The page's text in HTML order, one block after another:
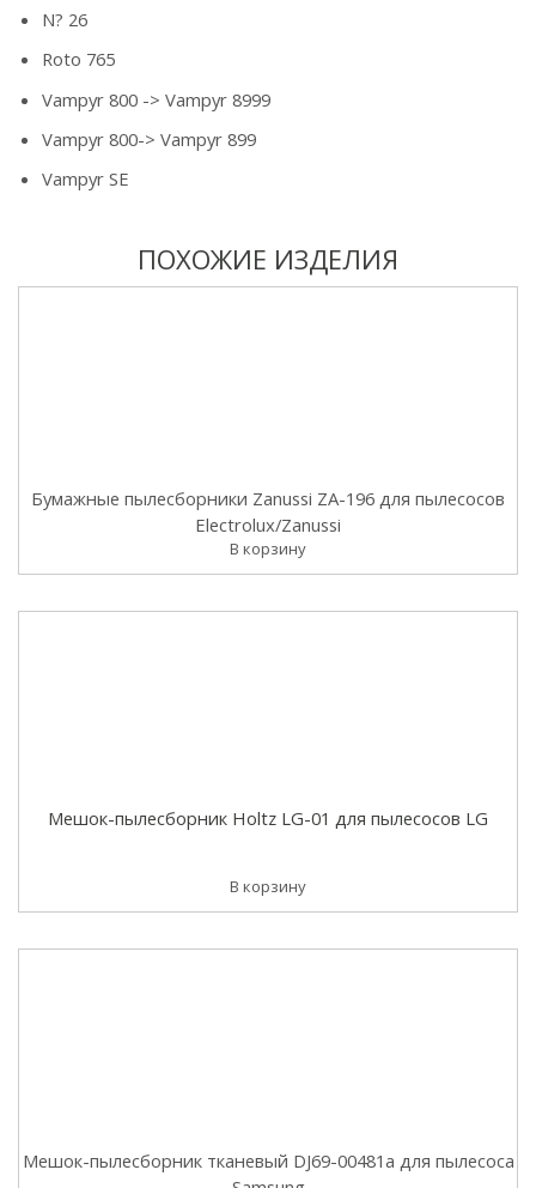
N? 26
Roto 765
Vampyr 800 -> Vampyr 8999
Vampyr 800-> Vampyr 899
Vampyr SE
ПОХОЖИЕ ИЗДЕЛИЯ
Бумажные пылесборники Zanussi ZA-196 для пылесосов
Electrolux/Zanussi
В корзину
Мешок-пылесборник Holtz LG-01 для пылесосов LG
В корзину
Мешок-пылесборник тканевый DJ69-00481a для пылесоса